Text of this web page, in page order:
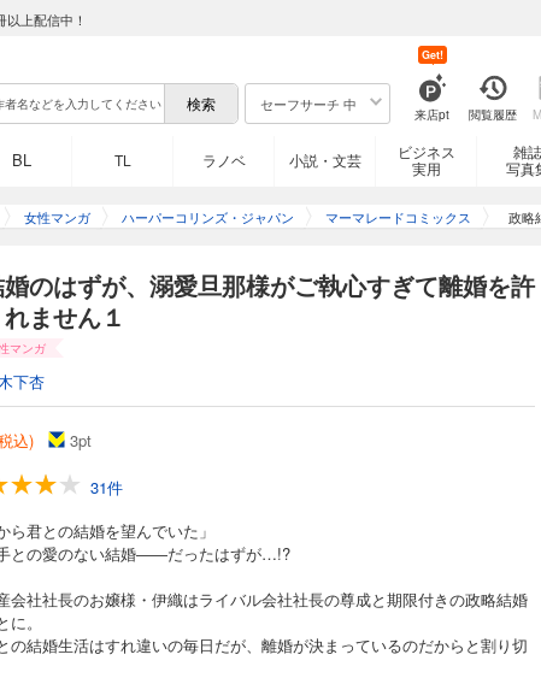
上配信中！
セーフサーチ 中
来店pt
Get!
閲覧履歴
BL TL ラノベ 小説・文芸
ビジネス
実用
雑誌
写真
女性マンガ ハーパーコリンズ・ジャパン マーマレードコミックス
政略
のはずが、溺愛旦那様がご執心すぎて離婚を許
ません１
マンガ
下杏
込) 3pt
31件
ら君との結婚を望んでいた」
との愛のない結婚――だったはずが…!?
会社社長のお嬢様・伊織はライバル会社社長の尊成と期限付きの政略結婚
。
の結婚生活はすれ違いの毎日だが、離婚が決まっているのだからと割り切